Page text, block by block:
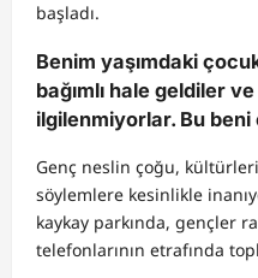
başladı.
Benim yaşımdaki
bağımlı hale geldiler
ilgilenmiyorlar. Bu beni
Genç neslin çoğu,
söylemlere kesinlikle
kaykay parkında, gençler
telefonlarının etrafında